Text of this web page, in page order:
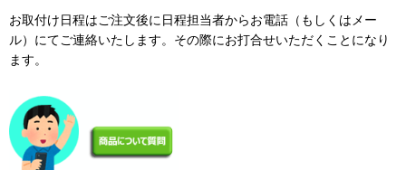
お取付け日程はご注文後に日程担当者からお電話（もしくはメー
ル）にてご連絡いたします。その際にお打合せいただくことになり
ます。